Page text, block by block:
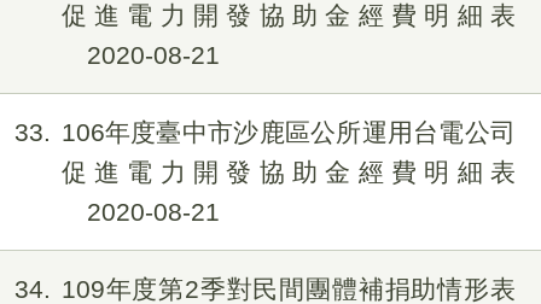
促進電力開發協助金經費明細表
2020-08-21
33
106年度臺中市沙鹿區公所運用台電公司
促進電力開發協助金經費明細表
2020-08-21
34
109年度第2季對民間團體補捐助情形表